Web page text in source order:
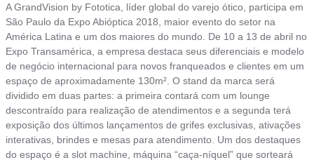
A GrandVision by Fototica, líder global do varejo ótico, participa em
São Paulo da Expo Abióptica 2018, maior evento do setor na
América Latina e um dos maiores do mundo. De 10 a 13 de abril no
Expo Transamérica, a empresa destaca seus diferenciais e modelo
de negócio internacional para novos franqueados e clientes em um
espaço de aproximadamente 130m². O stand da marca será
dividido em duas partes: a primeira contará com um lounge
descontraído para realização de atendimentos e a segunda terá
exposição dos últimos lançamentos de grifes exclusivas, ativações
interativas, brindes e mesas para atendimento. Um dos destaques
do espaço é a slot machine, máquina “caça-níquel” que sorteará